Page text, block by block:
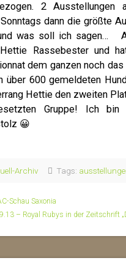
2 Ausstellungen
dann die größte
was soll ich sagen…
Rassebester und
dem ganzen noch das
über 600 gemeldeten
Hettie den zweiten
Gruppe! Ich bin
😀
Archiv Tags:
Schau Saxonia
– Royal Rubys in der Zeitschrift